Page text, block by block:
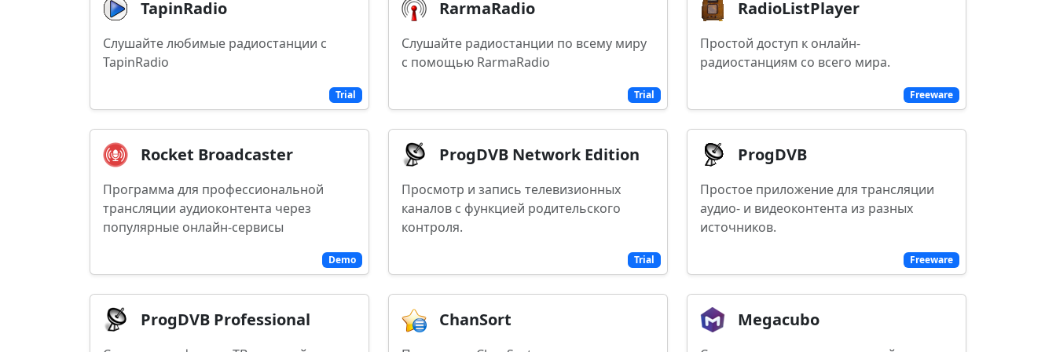
Trial
TapinRadio
Слушайте любимые радиостанции с
TapinRadio
Trial
RarmaRadio
Слушайте радиостанции по всему миру
с помощью RarmaRadio
Freeware
RadioListPlayer
Простой доступ к онлайн-
радиостанциям со всего мира.
Demo
Rocket Broadcaster
Программа для профессиональной
трансляции аудиоконтента через
популярные онлайн-сервисы
Trial
ProgDVB Network Edition
Просмотр и запись телевизионных
каналов с функцией родительского
контроля.
Freeware
ProgDVB
Простое приложение для трансляции
аудио- и видеоконтента из разных
источников.
ProgDVB Professional ChanSort Megacubo